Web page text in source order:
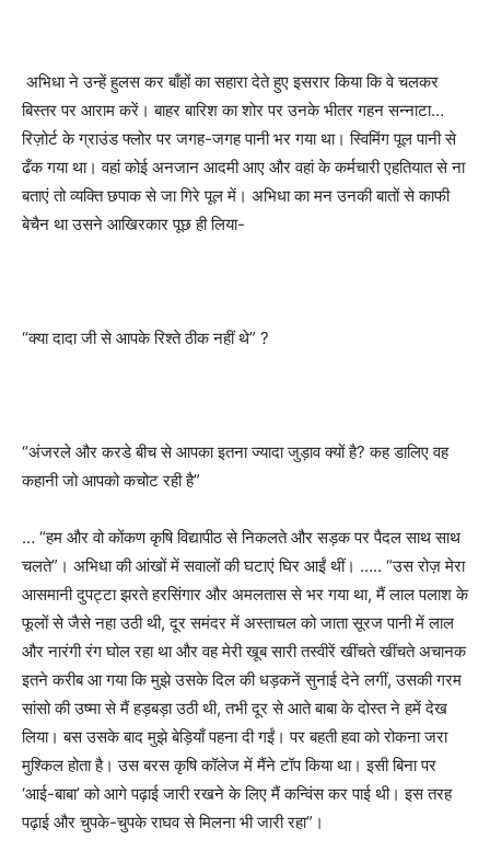
अभिधा ने उन्हें हुलस कर बाँहों का सहारा देते हुए इसरार किया कि वे चलकर
बिस्तर पर आराम करें। बाहर बारिश का शोर पर उनके भीतर गहन सन्नाटा…
रिज़ोर्ट के ग्राउंड फ्लोर पर जगह-जगह पानी भर गया था। स्विमिंग पूल पानी से
ढँक गया था। वहां कोई अनजान आदमी आए और वहां के कर्मचारी एहतियात से ना
बताएं तो व्यक्ति छपाक से जा गिरे पूल में। अभिधा का मन उनकी बातों से काफी
बेचैन था उसने आखिरकार पूछ ही लिया-
“क्या दादा जी से आपके रिश्ते ठीक नहीं थे” ?
“अंजरले और करडे बीच से आपका इतना ज्यादा जुड़ाव क्यों है?कह डालिए वह
कहानी जो आपको कचोट रही है”
… “हम और वो कोंकण कृषि विद्यापीठ से निकलते और सड़क पर पैदल साथ साथ
चलते” । अभिधा की आंखों में सवालों की घटाएं घिर आईं थीं। ….. “उस रोज़ मेरा
आसमानी दुपट्टा झरते हरसिंगार और अमलतास से भर गया था,मैं लाल पलाश के
फूलों से जैसे नहा उठी थी,दूर समंदर में अस्ताचल को जाता सूरज पानी में लाल
और नारंगी रंग घोल रहा था और वह मेरी खूब सारी तस्वीरें खींचते खींचते अचानक
इतने करीब आ गया कि मुझे उसके दिल की धड़कनें सुनाई देने लगीं,उसकी गरम
सांसो की उष्मा से मैं हड़बड़ा उठी थी,तभी दूर से आते बाबा के दोस्त ने हमें देख
लिया। बस उसके बाद मुझे बेड़ियाँ पहना दी गईं। पर बहती हवा को रोकना जरा
मुश्किल होता है। उस बरस कृषि कॉलेज में मैंने टॉप किया था। इसी बिना पर
‘आई-बाबा’को आगे पढ़ाई जारी रखने के लिए मैं कन्विंस कर पाई थी। इस तरह
पढ़ाई और चुपके-चुपके राघव से मिलना भी जारी रहा” ।